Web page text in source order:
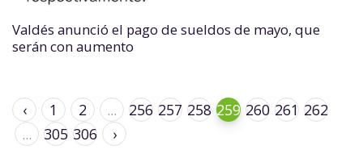
Valdés anunció el pago de sueldos de mayo, que
serán con aumento
‹ 1 2 ... 256 257 258 259 260 261 262
...
305 306 ›